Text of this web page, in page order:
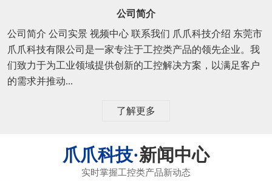
公司简介
公司简介 公司实景 视频中心 联系我们 爪爪科技介绍 东莞市
爪爪科技有限公司是一家专注于工控类产品的领先企业。我
们致力于为工业领域提供创新的工控解决方案，以满足客户
的需求并推动...
了解更多
新闻中心